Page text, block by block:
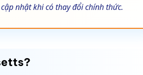
nhật khi có thay đổi chính thức.